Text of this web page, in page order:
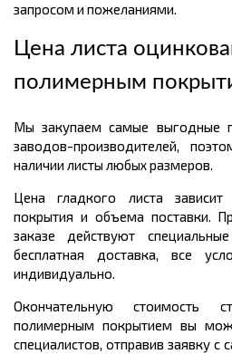
запросом и пожеланиями.
Цена листа
полимерным
Мы закупаем самые выгодные
заводов-производителей,
наличии листы любых размеров.
Цена гладкого листа
покрытия и объема поставки.
заказе действуют
бесплатная доставка, все
индивидуально.
Окончательную стоимость
полимерным покрытием вы
специалистов, отправив заявку с